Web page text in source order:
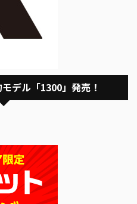
デル「1300」発売！